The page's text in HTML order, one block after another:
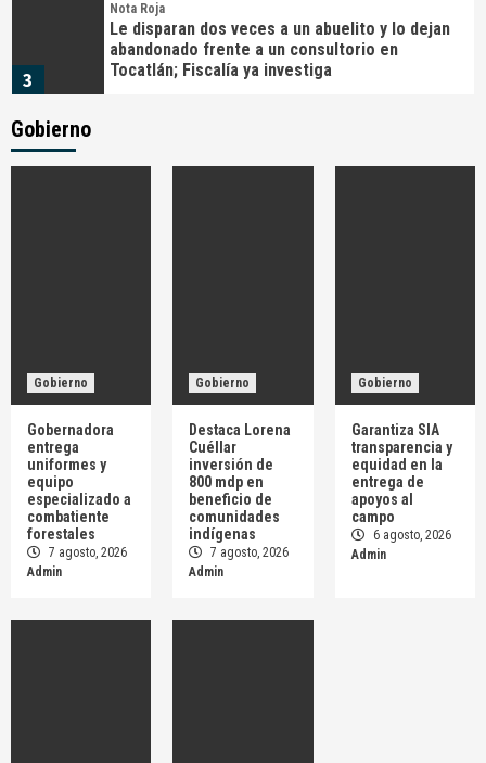
3
Nota Roja
Le disparan dos veces a un abuelito y lo dejan
abandonado frente a un consultorio en
Tocatlán; Fiscalía ya investiga
cantera clandestina de Yauhquemehcan;
1
Era de San Pablo del Monte trabajador de
azulejos en Puebla
2
Nota Roja
Le disparan dos veces a un abuelito; murió
tras luchar por su vida y Fiscalía investiga
homicidio doloso en Tocatlán
Nota Roja
Gobierno
Gobierno
Gobernadora
entrega
uniformes y
equipo
especializado a
combatiente
forestales
7 agosto, 2026
Admin
Gobierno
Destaca Lorena
Cuéllar
inversión de
800 mdp en
beneficio de
comunidades
indígenas
7 agosto, 2026
Admin
Gobierno
Garantiza SIA
transparencia y
equidad en la
entrega de
apoyos al
campo
6 agosto, 2026
Admin